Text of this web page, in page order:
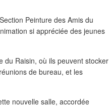
Peinture des Amis du
si appréciée des jeunes
du Raisin, où ils peuvent stocker
de bureau, et les
nouvelle salle, accordée